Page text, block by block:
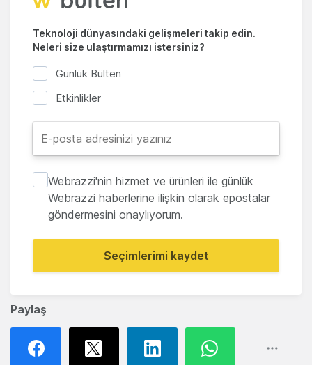
Paylaş
Teknoloji dünyasındaki gelişmeleri takip edin.
Neleri size ulaştırmamızı istersiniz?
Günlük Bülten
Etkinlikler
Webrazzi'nin hizmet ve ürünleri ile günlük
Webrazzi haberlerine ilişkin olarak epostalar
göndermesini onaylıyorum.
Seçimlerimi kaydet